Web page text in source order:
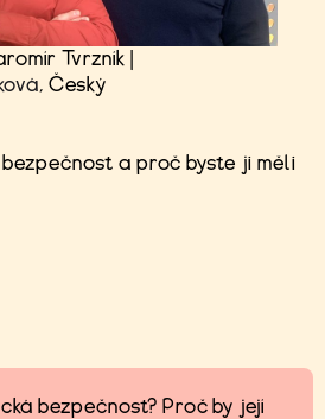
Tvrzník |
, Český
a proč byste ji měli
bezpečnost? Proč by její